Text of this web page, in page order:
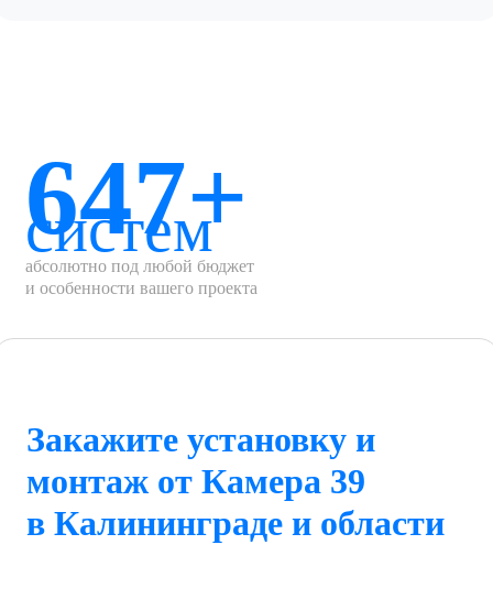
647+
систем
абсолютно под любой бюджет
и особенности вашего проекта
Закажите установку и
монтаж от Камера 39
в Калининграде и области